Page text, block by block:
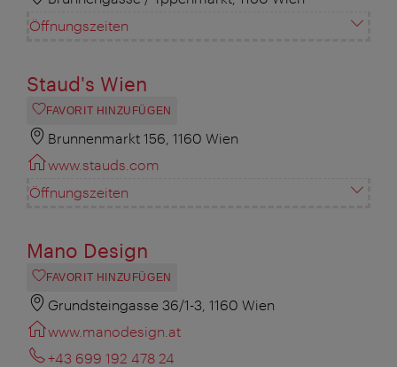
Öffnungszeiten
Staud's Wien
FAVORIT HINZUFÜGEN
Brunnenmarkt 156, 1160 Wien
www.stauds.com
Öffnungszeiten
Mano Design
FAVORIT HINZUFÜGEN
Grundsteingasse 36/1-3, 1160 Wien
www.manodesign.at
+43 699 192 478 24